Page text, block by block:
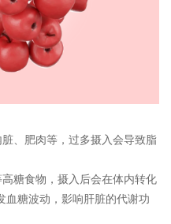
、肥肉等，过多摄入会导致脂
糖食物，摄入后会在体内转化
血糖波动，影响肝脏的代谢功